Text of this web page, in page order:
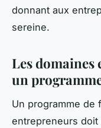
donnant aux
sereine.
Les domaines
un
Un programme de
entrepreneurs